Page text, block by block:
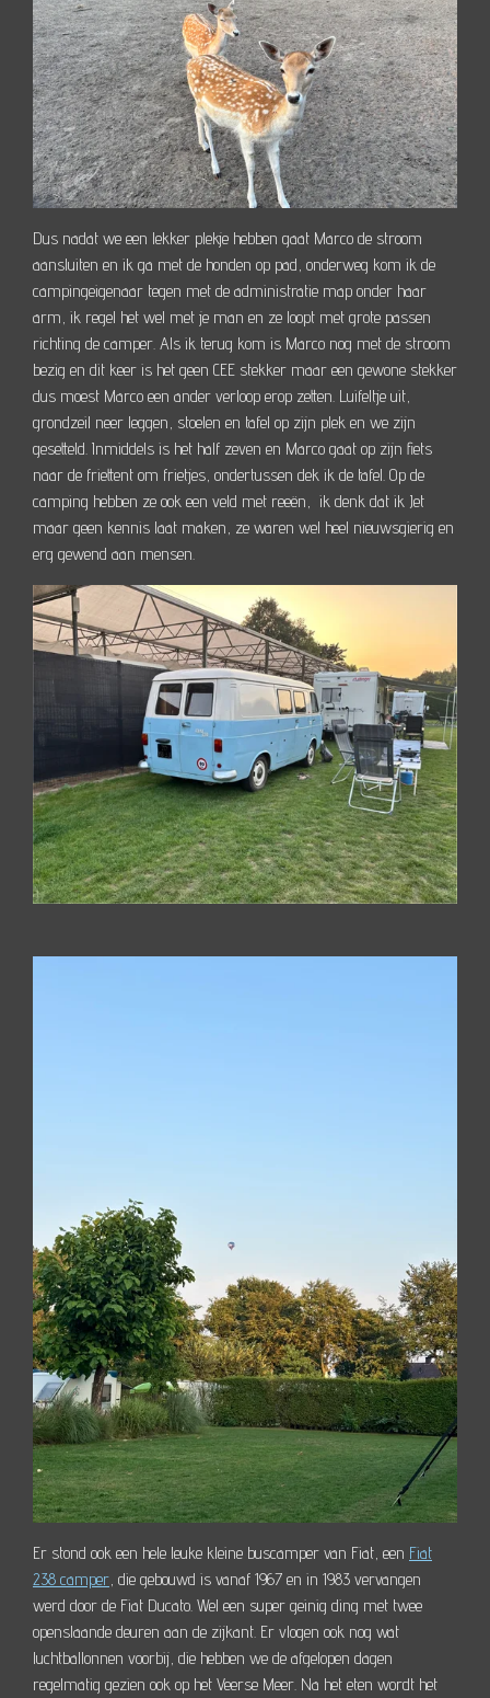
Dus nadat we een lekker plekje hebben gaat Marco de stroom
aansluiten en ik ga met de honden op pad, onderweg kom ik de
campingeigenaar tegen met de administratie map onder haar
arm, ik regel het wel met je man en ze loopt met grote passen
richting de camper. Als ik terug kom is Marco nog met de stroom
bezig en dit keer is het geen CEE stekker maar een gewone stekker
dus moest Marco een ander verloop erop zetten. Luifeltje uit,
grondzeil neer leggen, stoelen en tafel op zijn plek en we zijn
gesetteld. Inmiddels is het half zeven en Marco gaat op zijn fiets
naar de friettent om frietjes, ondertussen dek ik de tafel. Op de
camping hebben ze ook een veld met reeën, ik denk dat ik Jet
maar geen kennis laat maken, ze waren wel heel nieuwsgierig en
erg gewend aan mensen.
Er stond ook een hele leuke kleine buscamper van Fiat, een Fiat
238 camper, die gebouwd is vanaf 1967 en in 1983 vervangen
werd door de Fiat Ducato. Wel een super geinig ding met twee
openslaande deuren aan de zijkant. Er vlogen ook nog wat
luchtballonnen voorbij, die hebben we de afgelopen dagen
regelmatig gezien ook op het Veerse Meer. Na het eten wordt het